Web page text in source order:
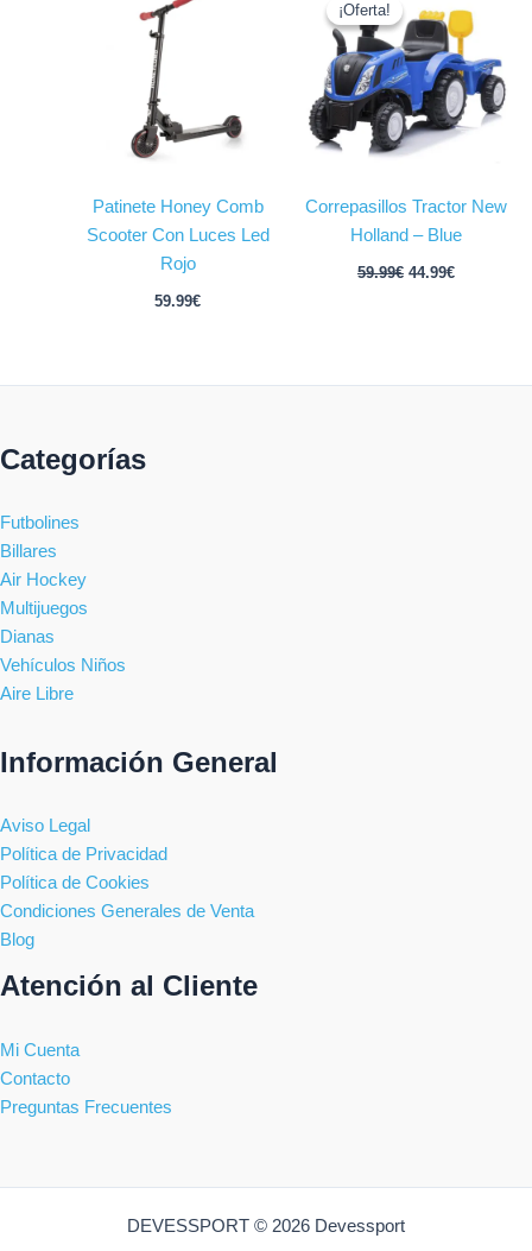
Patinete Honey Comb
Scooter Con Luces Led
Rojo
59.99€
¡Oferta!
¡Oferta!
Correpasillos Tractor New
Holland – Blue
59.99€
original
era:
59.99€.
44.99€
actual
es:
44.99€.
Categorías
Futbolines
Billares
Air Hockey
Multijuegos
Dianas
Vehículos Niños
Aire Libre
Información General
Aviso Legal
Política de Privacidad
Política de Cookies
Condiciones Generales de Venta
Blog
Atención al Cliente
Mi Cuenta
Contacto
Preguntas Frecuentes
DEVESSPORT © 2026 Devessport